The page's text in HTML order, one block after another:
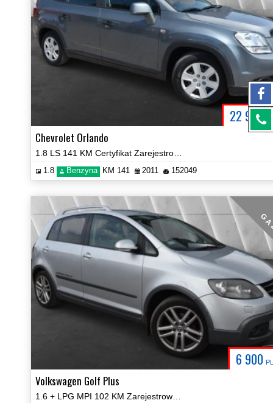
22 900
Chevrolet Orlando
1.8 Benzyna KM 141 2011 152049
6 900
G
Volkswagen Golf Plus